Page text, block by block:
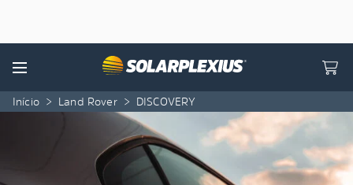
Menu
Início > Land Rover > DISCOVERY